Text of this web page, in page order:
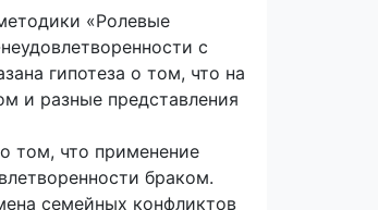
«Ролевые
с
гипотеза о том, что на
и разные представления
том, что применение
браком.
семейных конфликтов